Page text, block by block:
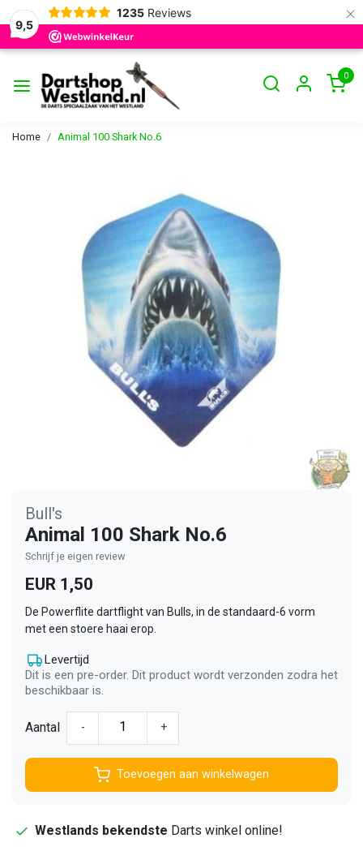
9,5
1235 Reviews ×
0
Home Animal 100 Shark No.6
Bull's
Animal 100 Shark No.6
Schrijf je eigen review
EUR 1,50
De Powerflite dartflight van Bulls, in de standaard-6 vorm
met een stoere haai erop.
Levertijd
Dit is een pre-order. Dit product wordt verzonden zodra het
beschikbaar is.
Aantal - +
Toevoegen aan winkelwagen
Westlands bekendste Darts winkel online!